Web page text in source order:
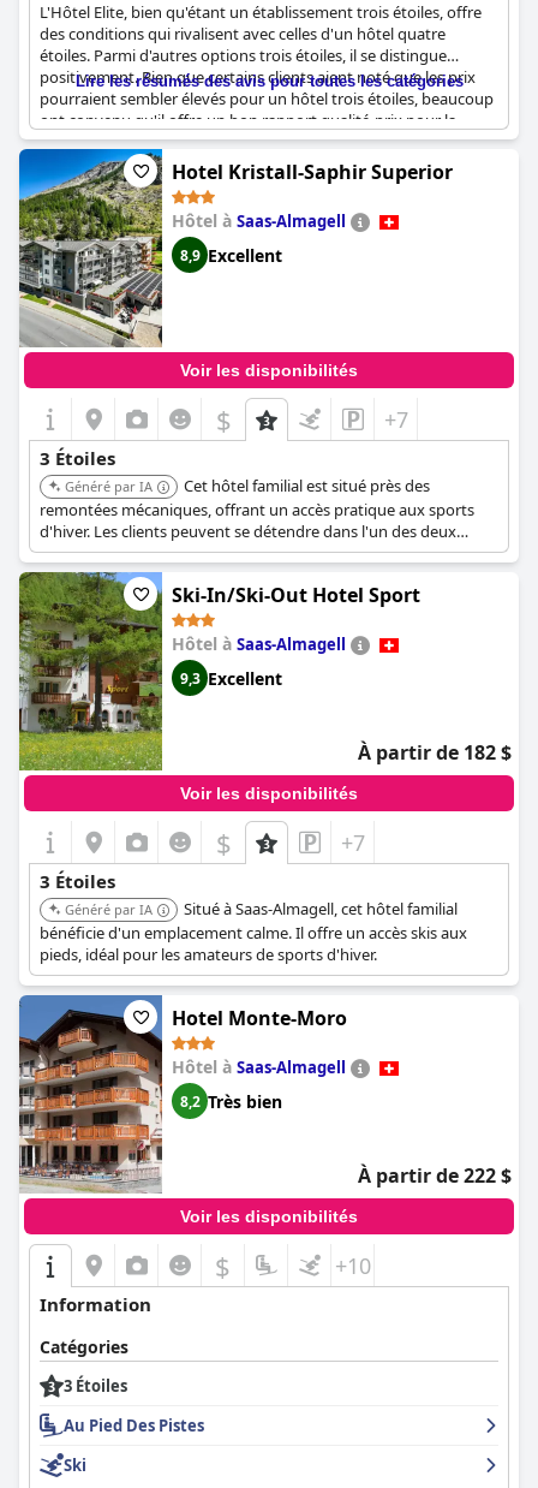
L'Hôtel Elite, bien qu'étant un établissement trois étoiles, offre
des conditions qui rivalisent avec celles d'un hôtel quatre
étoiles. Parmi d'autres options trois étoiles, il se distingue
positivement. Bien que certains clients aient noté que les prix
pourraient sembler élevés pour un hôtel trois étoiles, beaucoup
ont convenu qu'il offre un bon rapport qualité-prix pour la
qualité offerte. Le rapport qualité-prix est considéré comme
favorable, ce qui en fait un choix abordable pour ceux qui
recherchent des normes plus élevées dans une catégorie trois
étoiles.
Lire les résumés des avis pour toutes les catégories
Hotel Kristall-Saphir Superior
Hôtel à Saas-Almagell
8,9 Excellent
Voir les disponibilités
$ +7
3 Étoiles
Généré par IA
Cet hôtel familial est situé près des
remontées mécaniques, offrant un accès pratique aux sports
d'hiver. Les clients peuvent se détendre dans l'un des deux
jacuzzis après une journée sur les pistes. L'hôtel propose un
accès Internet sans fil gratuit, un local à skis et même des
boutiques sur place.Ski-In/Ski-Out Hotel Sport
Hôtel à Saas-Almagell
9,3 Excellent
À partir de 182 $
Voir les disponibilités
$ +7
3 Étoiles
Généré par IA
Situé à Saas-Almagell, cet hôtel familial
bénéficie d'un emplacement calme. Il offre un accès skis aux
pieds, idéal pour les amateurs de sports d'hiver.
Hotel Monte-Moro
Hôtel à Saas-Almagell
8,2 Très bien
À partir de 222 $
Voir les disponibilités
$ +10
Information
Catégories
3 Étoiles
Au Pied Des Pistes
Ski